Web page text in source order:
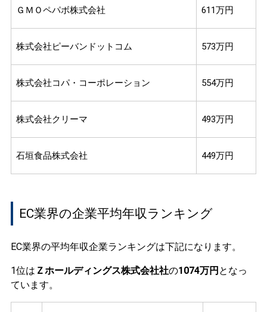
ＧＭＯペパボ株式会社 611万円
株式会社ピーバンドットコム 573万円
株式会社コパ・コーポレーション 554万円
株式会社クリーマ 493万円
石垣食品株式会社 449万円
EC業界の企業平均年収ランキング
EC業界の平均年収企業ランキングは下記になります。
1位は Ｚホールディングス株式会社社の1074万円 となっ
ています。